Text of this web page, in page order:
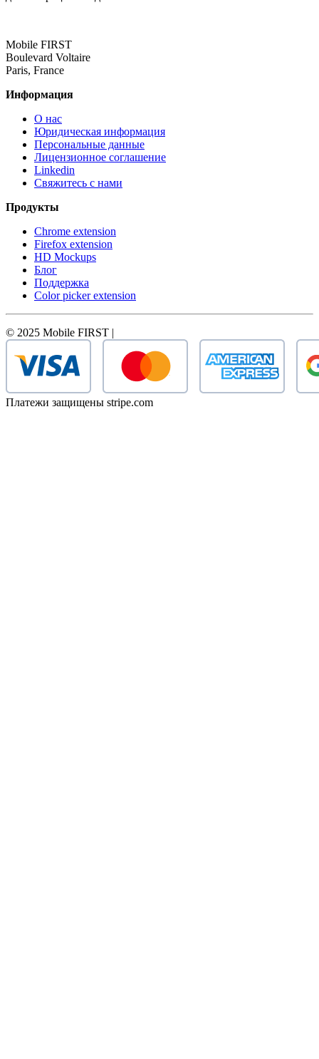
Mobile FIRST
Boulevard Voltaire
Paris, France
Информация
О нас
Юридическая информация
Персональные данные
Лицензионное соглашение
Linkedin
Свяжитесь с нами
Продукты
Chrome extension
Firefox extension
HD Mockups
Блог
Поддержка
Color picker extension
© 2025 Mobile FIRST |
Платежи защищены stripe.com